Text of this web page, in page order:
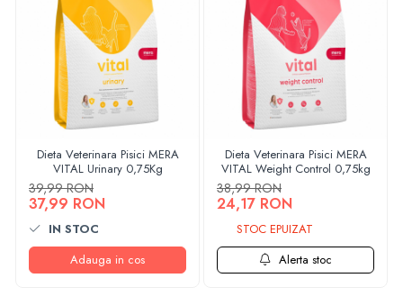
Dieta Veterinara Pisici MERA
VITAL Urinary 0,75Kg
39,99 RON
37,99 RON
IN STOC
Adauga in cos
Dieta Veterinara Pisici MERA
VITAL Weight Control 0,75kg
38,99 RON
24,17 RON
STOC EPUIZAT
Alerta stoc